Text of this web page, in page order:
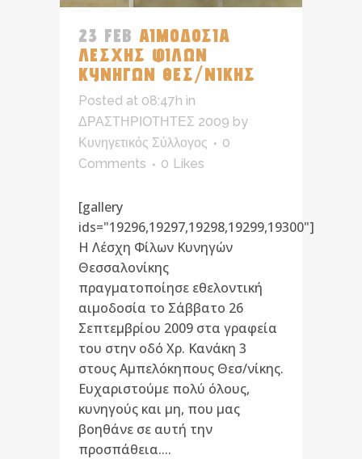
23 FEB ΑΙΜΟΔΟΣΙΑ
ΛΕΣΧΗΣ ΦΙΛΩΝ
ΚΥΝΗΓΩΝ ΘΕΣ/ΝΙΚΗΣ
Posted at 08:47h in
ΔΡΑΣΤΗΡΙΟΤΗΤΕΣ 2009 by
Κυνηγετικός Σύλλογος
0
Comments
0 Likes
[gallery
ids="19296,19297,19298,19299,19300"]
Η Λέσχη Φίλων Κυνηγών
Θεσσαλονίκης
πραγματοποίησε εθελοντική
αιμοδοσία το Σάββατο 26
Σεπτεμβρίου 2009 στα γραφεία
του στην οδό Χρ. Κανάκη 3
στους Αμπελόκηπους Θεσ/νίκης.
Ευχαριστούμε πολύ όλους,
κυνηγούς και μη, που μας
βοηθάνε σε αυτή την
προσπάθεια....